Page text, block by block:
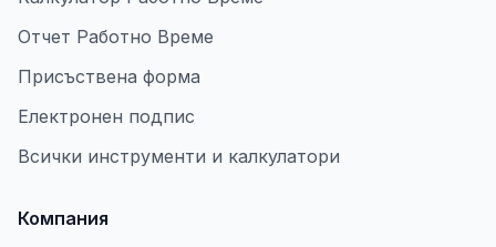
Отчет Работно Време
Присъствена форма
Електронен подпис
Всички инструменти и калкулатори
Компания